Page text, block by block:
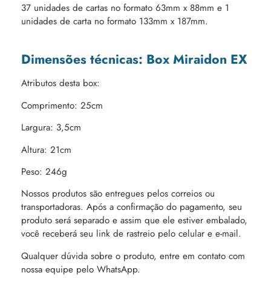
37 unidades de cartas no formato 63mm x 88mm e 1
unidades de carta no formato 133mm x 187mm.
Dimensões técnicas: Box Miraidon EX
Atributos desta box:
Comprimento: 25cm
Largura: 3,5cm
Altura: 21cm
Peso: 246g
Nossos produtos são entregues pelos correios ou
transportadoras. Após a confirmação do pagamento, seu
produto será separado e assim que ele estiver embalado,
você receberá seu link de rastreio pelo celular e e-mail.
Qualquer dúvida sobre o produto, entre em contato com
nossa equipe pelo WhatsApp.